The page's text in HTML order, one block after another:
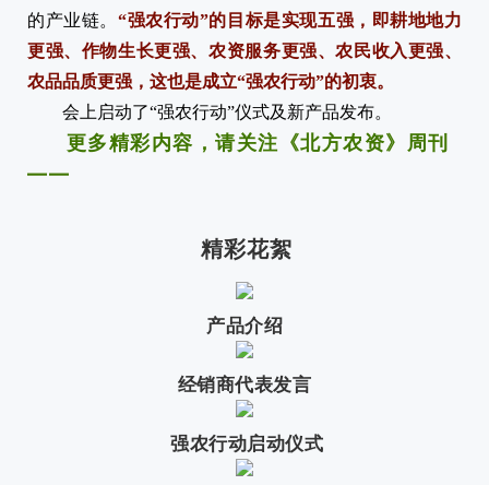
的产业链。 “强农行动”的目标是实现五强，即耕地地力
更强、作物生长更强、农资服务更强、农民收入更强、
农品品质更强，这也是成立“强农行动”的初衷。
会上启动了“强农行动”仪式及新产品发布。
更多精彩内容，请关注《北方农资》周刊
——
精彩花絮
产品介绍
经销商代表发言
强农行动启动仪式